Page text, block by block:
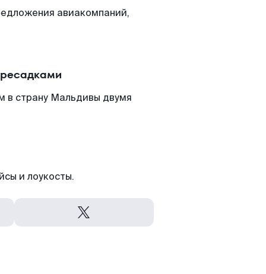
авиакомпаний,
в страну Мальдивы двумя
и лоукосты.